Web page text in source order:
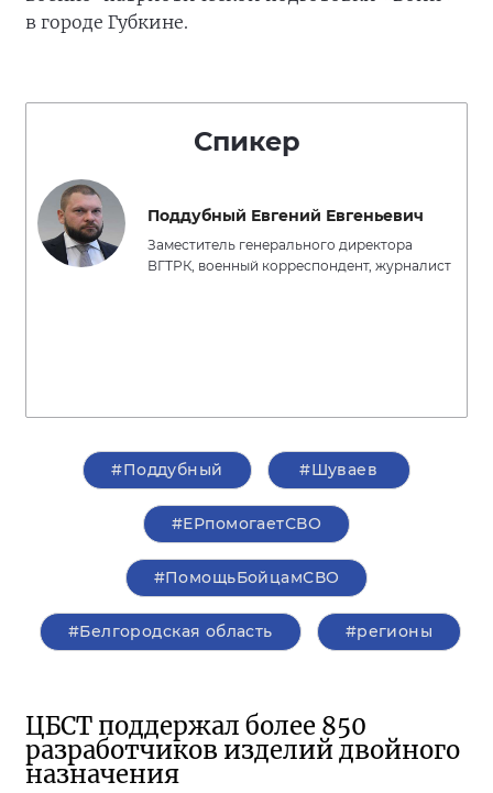
в городе Губкине.
Спикер
Поддубный Евгений Евгеньевич
Заместитель генерального директора
ВГТРК, военный корреспондент, журналист
#Поддубный #Шуваев
#ЕРпомогаетСВО
#ПомощьБойцамСВО
#Белгородская область #регионы
ЦБСТ поддержал более 850
разработчиков изделий двойного
назначения